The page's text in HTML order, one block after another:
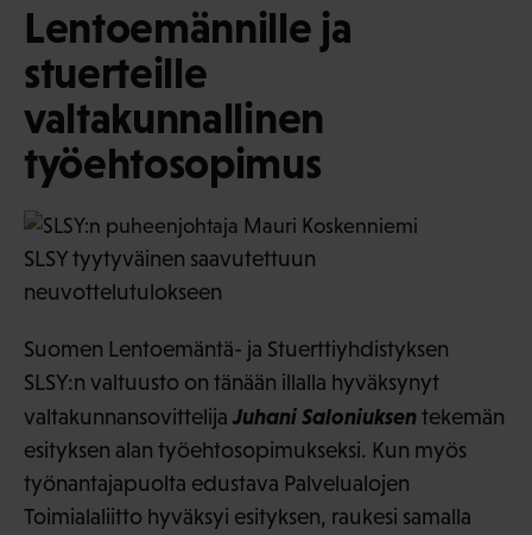
Lentoemännille ja
stuerteille
valtakunnallinen
työehtosopimus
SLSY tyytyväinen saavutettuun
neuvottelutulokseen
Suomen Lentoemäntä- ja Stuerttiyhdistyksen
SLSY:n valtuusto on tänään illalla hyväksynyt
valtakunnansovittelija Juhani Saloniuksentekemän
esityksen alan työehtosopimukseksi. Kun myös
työnantajapuolta edustava Palvelualojen
Toimialaliitto hyväksyi esityksen, raukesi samalla